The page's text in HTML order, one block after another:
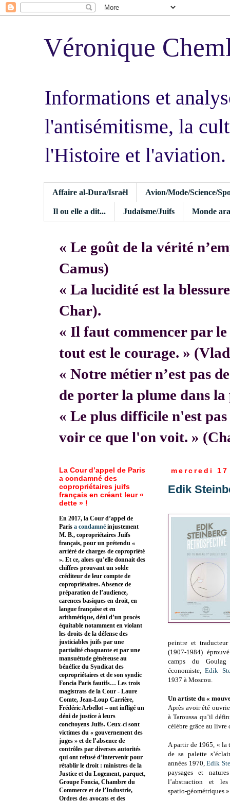
Véronique
Informations et
l'antisémitisme, la
l'Histoire et l'aviation.
Affaire al-Dura/Israël Avion/Mode/Science/
Il ou elle a dit... Judaïsme/Juifs Monde
« Le goût de la vérité
Camus)
« La lucidité est la
Char).
« Il faut commencer par le
tout est le courage. »
« Notre métier n’est pas
de porter la plume dans
« Le plus difficile n'est
voir ce que l'on voit. »
mercredi
Edik
peintre et
(1907-1984)
camps du
économiste,Edik
1937 à Moscou.
Un artiste du «
Après avoir été
à Taroussa qu’il
célèbre grâce au livre
A partir de 1965, « la
de sa palette
années 1970,Edik
paysages et
l’abstraction et
spatio-géométriques
La Cour d’appel de Paris
a condamné des
copropriétaires juifs
français en créant leur «
dette » !
En 2017, la Cour d’appel de
Paris a condamné injustement
M. B., copropriétaires Juifs
français, pour un prétendu «
arriéré de charges de copropriété
». Et ce, alors qu’elle donnait des
chiffres prouvant un solde
créditeur de leur compte de
copropriétaires. Absence de
préparation de l’audience,
carences basiques en droit, en
langue française et en
arithmétique, déni d’un procès
équitable notamment en violant
les droits de la défense des
justiciables juifs par une
partialité choquante et par une
mansuétude généreuse au
bénéfice du Syndicat des
copropriétaires et de son syndic
Foncia Paris fautifs… Les trois
magistrats de la Cour - Laure
Comte, Jean-Loup Carrière,
Frédéric Arbellot – ont infligé un
déni de justice à leurs
concitoyens Juifs. Ceux-ci sont
victimes du « gouvernement des
juges » et de l’absence de
contrôles par diverses autorités
qui ont refusé d’intervenir pour
rétablir le droit : ministres de la
Justice et du Logement, parquet,
Groupe Foncia, Chambre du
Commerce et de l’Industrie,
Ordres des avocats et des